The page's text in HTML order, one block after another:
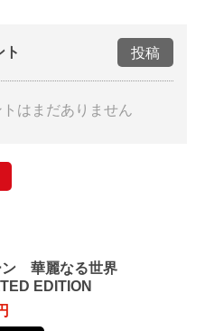
ト 投稿
はまだありません
ン 華麗なる世界
EDITION